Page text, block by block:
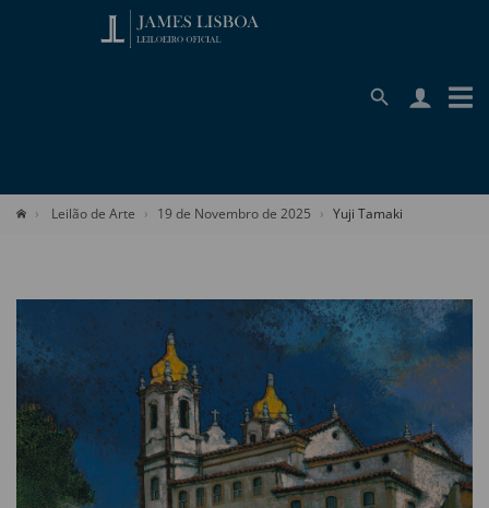
Leilão de Arte 19 de Novembro de 2025 Yuji Tamaki